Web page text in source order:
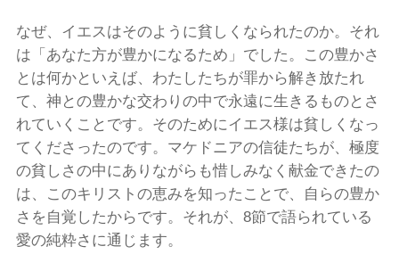
なぜ、イエスはそのように貧しくなられたのか。それ
は「あなた方が豊かになるため」でした。この豊かさ
とは何かといえば、わたしたちが罪から解き放たれ
て、神との豊かな交わりの中で永遠に生きるものとさ
れていくことです。そのためにイエス様は貧しくなっ
てくださったのです。マケドニアの信徒たちが、極度
の貧しさの中にありながらも惜しみなく献金できたの
は、このキリストの恵みを知ったことで、自らの豊か
さを自覚したからです。それが、8節で語られている
愛の純粋さに通じます。